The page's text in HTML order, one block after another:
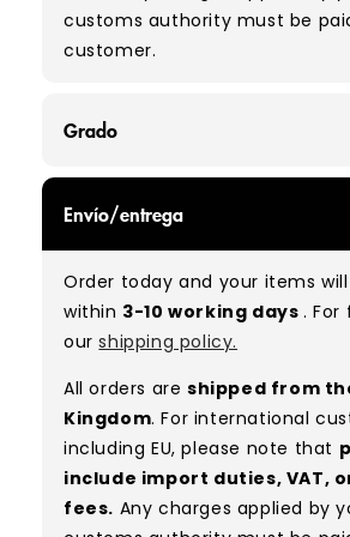
customs authority must be
customer.
Grado
can expect items that are in
with minimal signs of wear.
used, they remain free of
and are in excellent shape
Please note:As these are
garments, a small percentage
have minor flaws such as small
stains. While we carefully
degree of human error is
Envío/entrega
Order today and your items
within 3-10 working days. For
ourshipping policy.
All orders are shipped from
Kingdom. For international
including EU, please note that
include import duties, VAT,
fees. Any charges applied by